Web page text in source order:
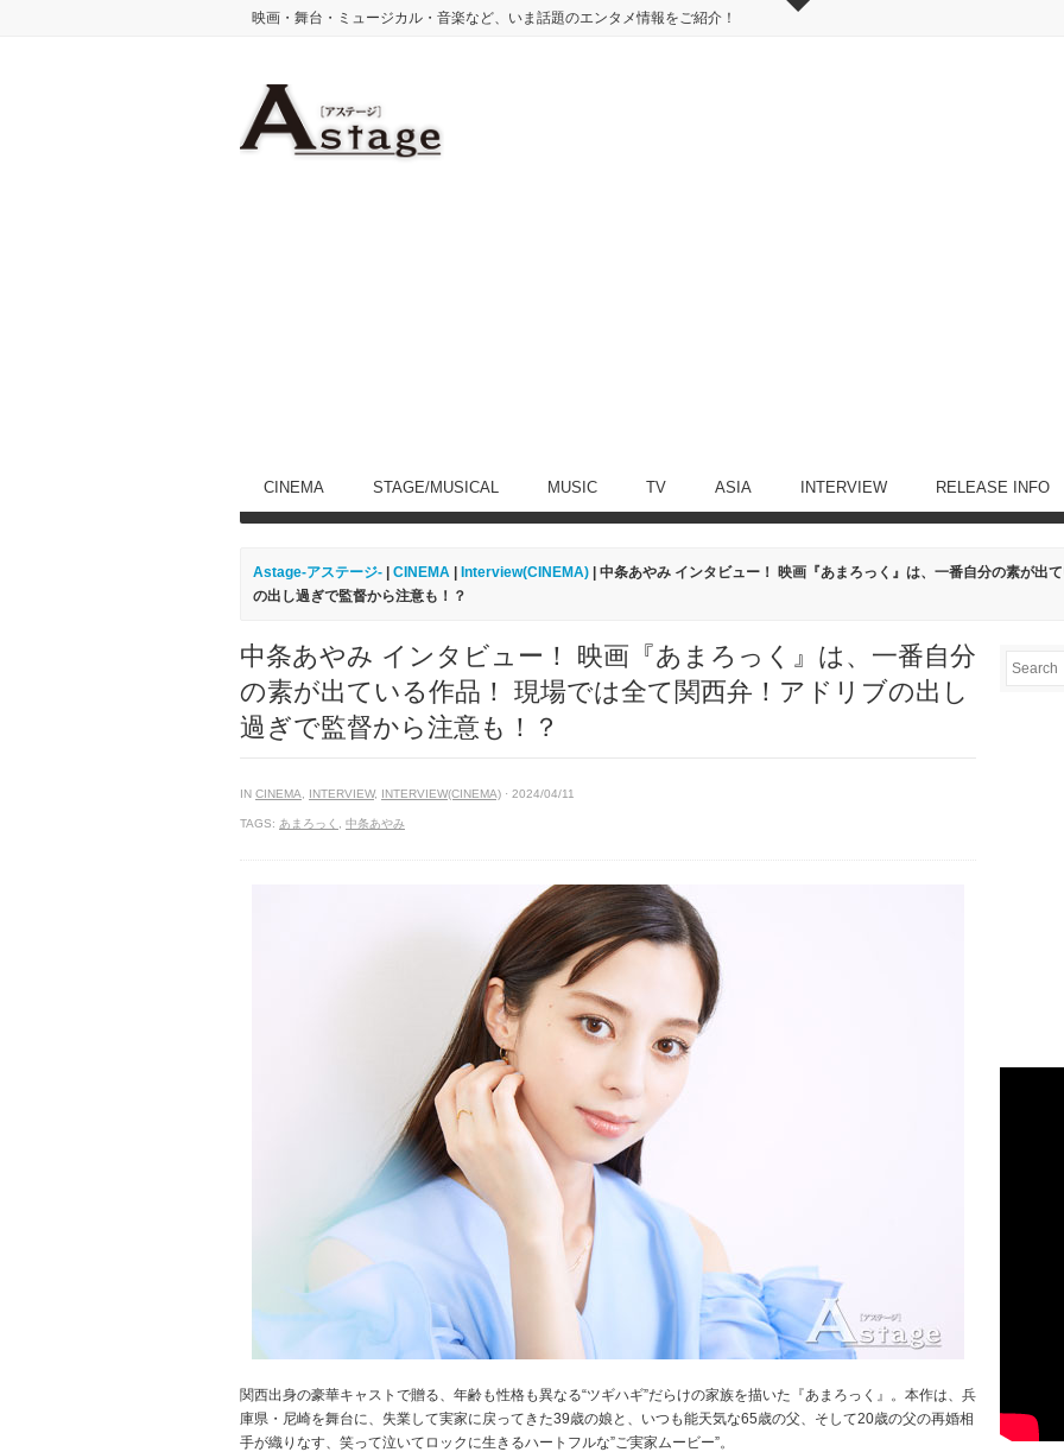
映画・舞台・ミュージカル・音楽など、いま話題のエンタメ情報をご紹介！
CINEMA STAGE/MUSICAL MUSIC TV ASIA INTERVIEW RELEASE INFO
Astage-アステージ- CINEMA Interview(CINEMA) | 中条あやみ インタビュー！ 映画『あまろっく』は、一番自分の素が出
の出し過ぎで監督から注意も！？
中条あやみ インタビュー！ 映画『あまろっく』は、一番自分
の素が出ている作品！ 現場では全て関西弁！アドリブの出し
過ぎで監督から注意も！？
IN CINEMA INTERVIEW, INTERVIEW(CINEMA) · 2024/04/11
TAGS: あまろっく 中条あやみ
関西出身の豪華キャストで贈る、年齢も性格も異なる“ツギハギ”だらけの家族を描いた『あまろっく』。本作は、兵
庫県・尼崎を舞台に、失業して実家に戻ってきた39歳の娘と、いつも能天気な65歳の父、そして20歳の父の再婚相
手が織りなす、笑って泣いてロックに生きるハートフルな”ご実家ムービー”。